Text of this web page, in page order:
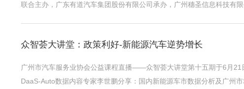
联合主办，广东有道汽车集团股份有限公司承办，广州穗圣信息科技有
众智荟大讲堂：政策利好-新能源汽车逆势增长
广州市汽车服务业协会公益课程直播——众智荟大讲堂第十五期于6月
DaaS-Auto数据内容专家李世鹏分享：国内新能源车市数据分析及广州